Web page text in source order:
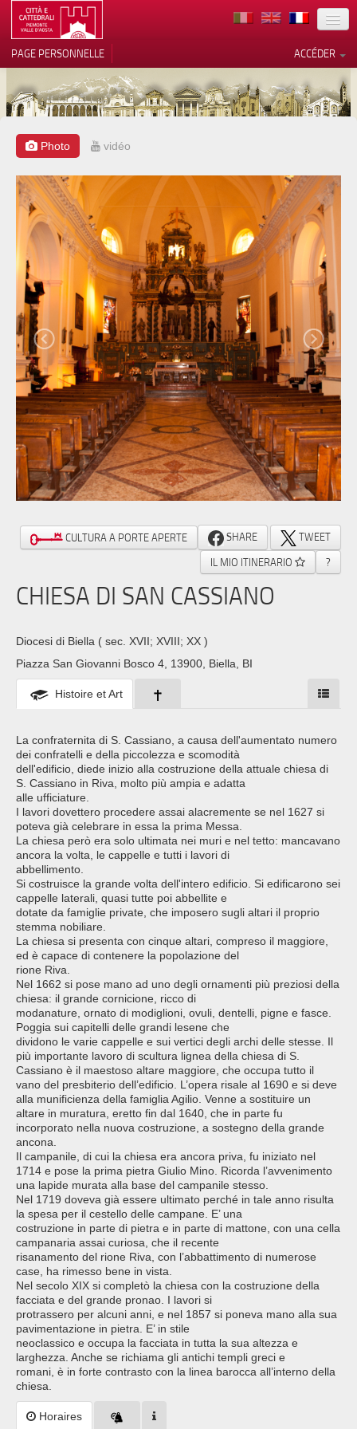
TERRITOIRE
ARCHITECTURE
MUSÉES
ITINÉRAIRES
EVÉNEMENTS
ACCUEIL
BÉNÉVOLES
CONTACTS
PRESS
ACCÉDER
PAGE PERSONNELLE
Photo vidéo
CULTURA A PORTE APERTE SHARE
TWEET
IL MIO ITINERARIO
?
CHIESA DI SAN CASSIANO
Diocesi di Biella ( sec. XVII; XVIII; XX )
Piazza San Giovanni Bosco 4, 13900, Biella, BI
Histoire et Art
La confraternita di S. Cassiano, a causa dell'aumentato numero
dei confratelli e della piccolezza e scomodità
dell'edificio, diede inizio alla costruzione della attuale chiesa di
S. Cassiano in Riva, molto più ampia e adatta
alle ufficiature.
I lavori dovettero procedere assai alacremente se nel 1627 si
poteva già celebrare in essa la prima Messa.
La chiesa però era solo ultimata nei muri e nel tetto: mancavano
ancora la volta, le cappelle e tutti i lavori di
abbellimento.
Si costruisce la grande volta dell'intero edificio. Si edificarono sei
cappelle laterali, quasi tutte poi abbellite e
dotate da famiglie private, che imposero sugli altari il proprio
stemma nobiliare.
La chiesa si presenta con cinque altari, compreso il maggiore,
ed è capace di contenere la popolazione del
rione Riva.
Nel 1662 si pose mano ad uno degli ornamenti più preziosi della
chiesa: il grande cornicione, ricco di
modanature, ornato di modiglioni, ovuli, dentelli, pigne e fasce.
Poggia sui capitelli delle grandi lesene che
dividono le varie cappelle e sui vertici degli archi delle stesse. Il
più importante lavoro di scultura lignea della chiesa di S.
Cassiano è il maestoso altare maggiore, che occupa tutto il
vano del presbiterio dell’edificio. L’opera risale al 1690 e si deve
alla munificienza della famiglia Agilio. Venne a sostituire un
altare in muratura, eretto fin dal 1640, che in parte fu
incorporato nella nuova costruzione, a sostegno della grande
ancona.
Il campanile, di cui la chiesa era ancora priva, fu iniziato nel
1714 e pose la prima pietra Giulio Mino. Ricorda l’avvenimento
una lapide murata alla base del campanile stesso.
Nel 1719 doveva già essere ultimato perché in tale anno risulta
la spesa per il cestello delle campane. E’ una
costruzione in parte di pietra e in parte di mattone, con una cella
campanaria assai curiosa, che il recente
risanamento del rione Riva, con l’abbattimento di numerose
case, ha rimesso bene in vista.
Nel secolo XIX si completò la chiesa con la costruzione della
facciata e del grande pronao. I lavori si
protrassero per alcuni anni, e nel 1857 si poneva mano alla sua
pavimentazione in pietra. E’ in stile
neoclassico e occupa la facciata in tutta la sua altezza e
larghezza. Anche se richiama gli antichi templi greci e
romani, è in forte contrasto con la linea barocca all’interno della
chiesa.
Horaires